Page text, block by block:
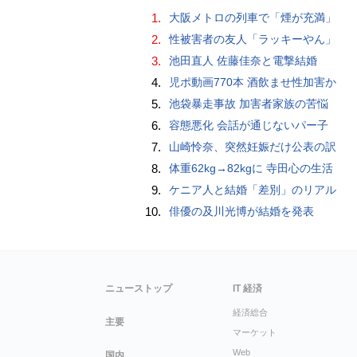
1. 大阪メトロの列車で「煙が充満」
2. 性被害者の友人「ラッキーやん」
3. 池田直人 佐藤佳奈と電撃結婚
4. 児ポ動画770本 酒飲ませ性加害か
5. 池袋暴走事故 加害者家族の苦悩
6. 容態悪化 会話が通じないパー子
7. 山崎怜奈、突然妊娠だけ公表の訳
8. 体重62kg→82kgに 寺田心の生活
9. ケニア人と結婚「差別」のリアル
10. 俳優の及川光博が結婚を発表
ニューストップ
主要
IT 経済
経済総合
マーケット
Web